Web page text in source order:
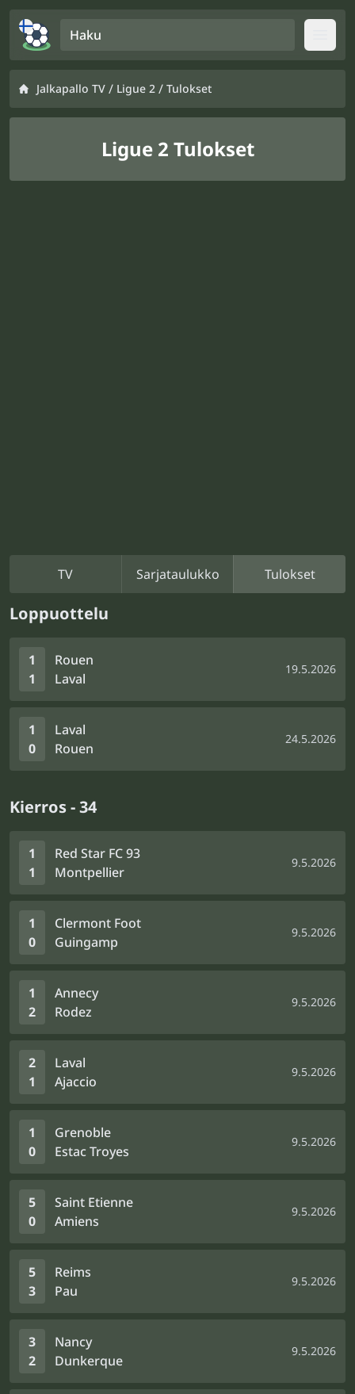
Jalkapallo TV / Ligue 2 / Tulokset
Ligue 2 Tulokset
TV Sarjataulukko Tulokset
Loppuottelu
1
1
Rouen
Laval
19.5.2026
1
0
Laval
Rouen
24.5.2026
Kierros - 34
1
1
Red Star FC 93
Montpellier
9.5.2026
1
0
Clermont Foot
Guingamp
9.5.2026
1
2
Annecy
Rodez
9.5.2026
2
1
Laval
Ajaccio
9.5.2026
1
0
Grenoble
Estac Troyes
9.5.2026
5
0
Saint Etienne
Amiens
9.5.2026
5
3
Reims
Pau
9.5.2026
3
2
Nancy
Dunkerque
9.5.2026